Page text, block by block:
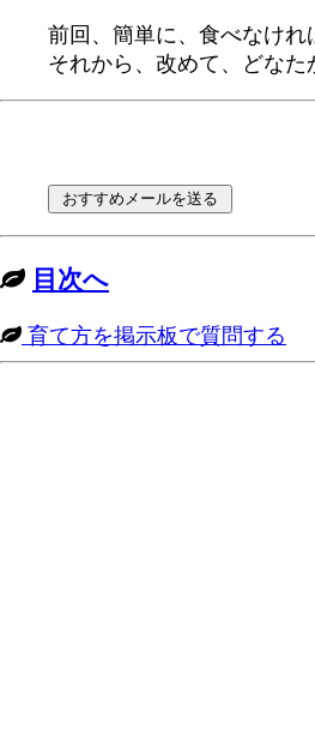
前回、簡単に、食べなけれ
それから、改めて、どなた
目次へ
育て方を掲示板で質問する